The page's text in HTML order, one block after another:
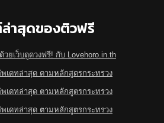
าสุดของติวฟรี
ยเว็บดูดวงฟรี! กับ Lovehoro.in.th
เดทล่าสุด ตามหลักสูตรกระทรวง
เดทล่าสุด ตามหลักสูตรกระทรวง
เดทล่าสุด ตามหลักสูตรกระทรวง